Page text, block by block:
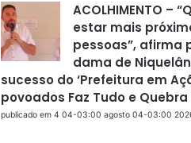
ACOLHIMENTO –
estar mais
pessoas”, afirma
dama de
sucesso do ‘Prefeitura em
povoados Faz Tudo e Quebra
publicado em 4 04-03:00 agosto 04-03:00